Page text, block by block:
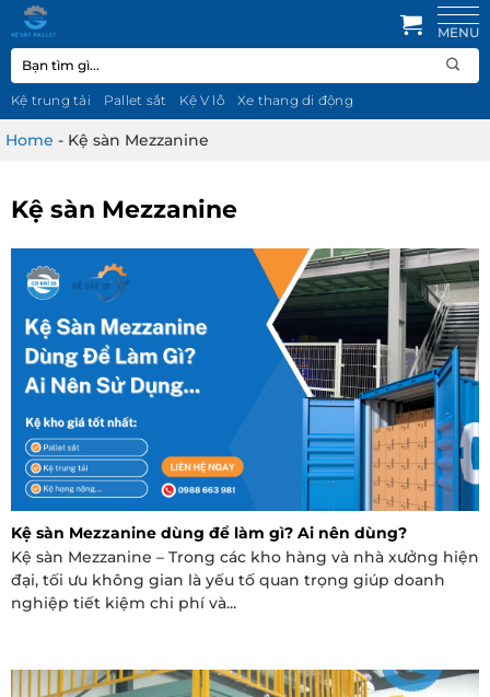
qua
nội
dung
Tìm
kiếm:
Kệ trung tải Pallet sắt Kệ V lỗ Xe thang di động
Home - Kệ sàn Mezzanine
Kệ sàn Mezzanine
Kệ sàn Mezzanine dùng để làm gì? Ai nên dùng?
Kệ sàn Mezzanine – Trong các kho hàng và nhà xưởng hiện
đại, tối ưu không gian là yếu tố quan trọng giúp doanh
nghiệp tiết kiệm chi phí và...